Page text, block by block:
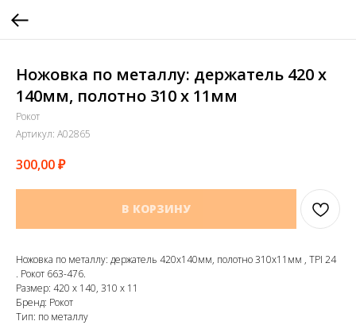
Ножовка по металлу: держатель 420 х
140мм, полотно 310 х 11мм
Рокот
Артикул: A02865
300,00₽
В КОРЗИНУ
Ножовка по металлу: держатель 420х140мм, полотно 310х11мм , TPI 24
. Рокот 663-476.
Размер: 420 х 140, 310 х 11
Бренд: Рокот
Тип: по металлу